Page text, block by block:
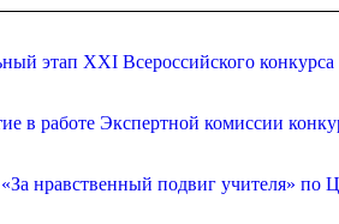
этап XXI Всероссийского
в работе Экспертной комиссии
нравственный подвиг учителя» по